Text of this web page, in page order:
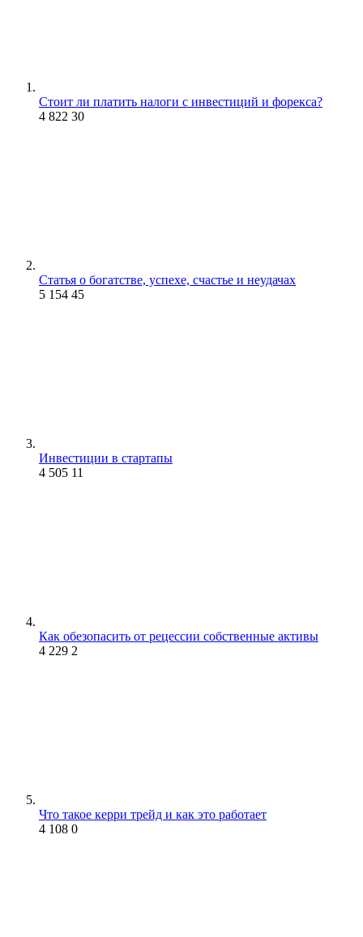
Стоит ли платить налоги с инвестиций и форекса?
4 822 30
Статья о богатстве, успехе, счастье и неудачах
5 154 45
Инвестиции в стартапы
4 505 11
Как обезопасить от рецессии собственные активы
4 229 2
Что такое керри трейд и как это работает
4 108 0